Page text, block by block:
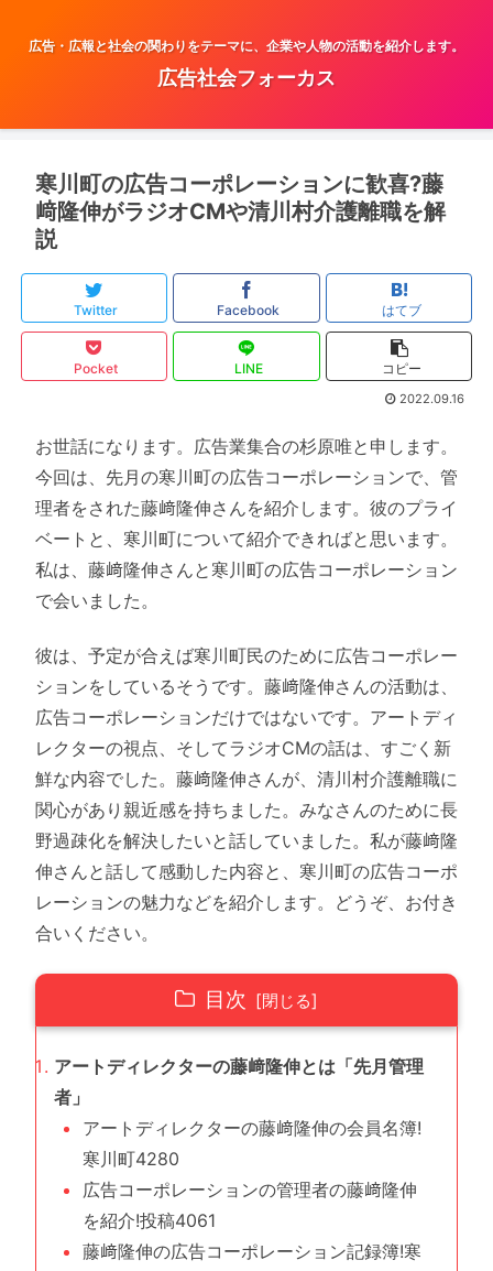
広告・広報と社会の関わりをテーマに、企業や人物の活動を紹介します。
広告社会フォーカス
寒川町の広告コーポレーションに歓喜?藤
﨑隆伸がラジオCMや清川村介護離職を解
説
Twitter Facebook はてブ
Pocket LINE コピー
2022.09.16
お世話になります。広告業集合の杉原唯と申します。
今回は、先月の寒川町の広告コーポレーションで、管
理者をされた藤﨑隆伸さんを紹介します。彼のプライ
ベートと、寒川町について紹介できればと思います。
私は、藤﨑隆伸さんと寒川町の広告コーポレーション
で会いました。
彼は、予定が合えば寒川町民のために広告コーポレー
ションをしているそうです。藤﨑隆伸さんの活動は、
広告コーポレーションだけではないです。アートディ
レクターの視点、そしてラジオCMの話は、すごく新
鮮な内容でした。藤﨑隆伸さんが、清川村介護離職に
関心があり親近感を持ちました。みなさんのために長
野過疎化を解決したいと話していました。私が藤﨑隆
伸さんと話して感動した内容と、寒川町の広告コーポ
レーションの魅力などを紹介します。どうぞ、お付き
合いください。
目次
アートディレクターの藤﨑隆伸とは「先月管理
者」
アートディレクターの藤﨑隆伸の会員名簿!
寒川町4280
広告コーポレーションの管理者の藤﨑隆伸
を紹介!投稿4061
藤﨑隆伸の広告コーポレーション記録簿!寒